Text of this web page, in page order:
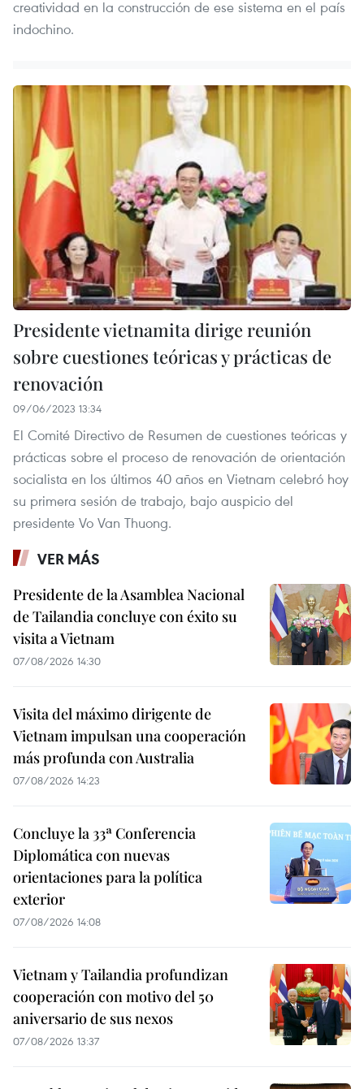
creatividad en la construcción de ese sistema en el país
indochino.
Presidente vietnamita dirige reunión
sobre cuestiones teóricas y prácticas de
renovación
09/06/2023 13:34
El Comité Directivo de Resumen de cuestiones teóricas y
prácticas sobre el proceso de renovación de orientación
socialista en los últimos 40 años en Vietnam celebró hoy
su primera sesión de trabajo, bajo auspicio del
presidente Vo Van Thuong.
VER MÁS
Presidente de la Asamblea Nacional
de Tailandia concluye con éxito su
visita a Vietnam
07/08/2026 14:30
Visita del máximo dirigente de
Vietnam impulsan una cooperación
más profunda con Australia
07/08/2026 14:23
Concluye la 33ª Conferencia
Diplomática con nuevas
orientaciones para la política
exterior
07/08/2026 14:08
Vietnam y Tailandia profundizan
cooperación con motivo del 50
aniversario de sus nexos
07/08/2026 13:37